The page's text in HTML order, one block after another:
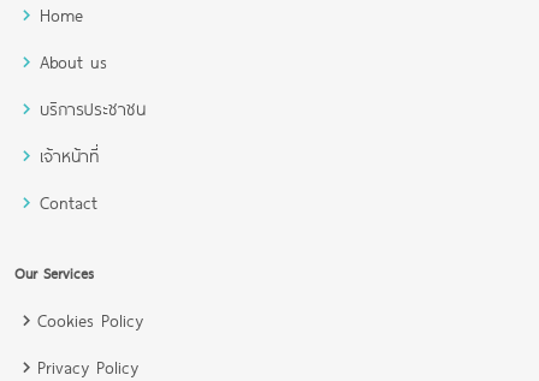
Home
About us
บริการประชาชน
เจ้าหน้าที่
Contact
Our Services
Cookies Policy
Privacy Policy